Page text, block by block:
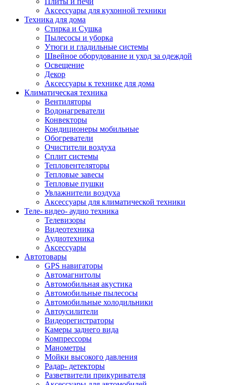
Аксессуары для кухонной техники
Техника для дома
Стирка и Сушка
Пылесосы и уборка
Утюги и гладильные системы
Швейное оборудование и уход за одеждой
Освещение
Декор
Аксессуары к технике для дома
Климатическая техника
Вентиляторы
Водонагреватели
Конвекторы
Кондиционеры мобильные
Обогреватели
Очистители воздуха
Сплит системы
Тепловентеляторы
Тепловые завесы
Тепловые пушки
Увлажнители воздуха
Аксессуары для климатической техники
Теле- видео- аудио техника
Телевизоры
Видеотехника
Аудиотехника
Аксессуары
Автотовары
GPS навигаторы
Автомагнитолы
Автомобильная акустика
Автомобильные пылесосы
Автомобильные холодильники
Автоусилители
Видеорегистраторы
Камеры заднего вида
Компрессоры
Манометры
Мойки высокого давления
Радар- детекторы
Разветвители прикуривателя